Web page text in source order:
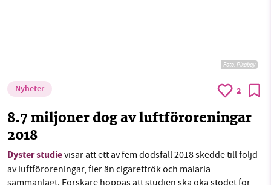
Foto:Pixabay
Nyheter 2
8.7 miljoner dog av luftföroreningar
2018
Dyster studievisar att ett av fem dödsfall 2018 skedde till följd
av luftföroreningar, fler än cigarettrök och malaria